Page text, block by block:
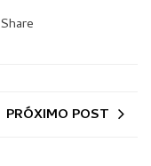
Share
PRÓXIMO POST